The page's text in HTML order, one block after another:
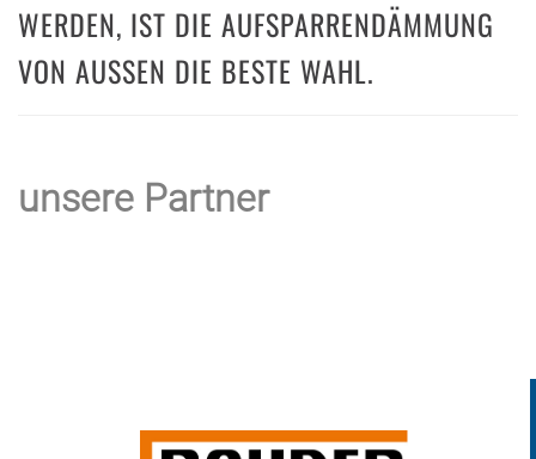
WERDEN, IST DIE AUFSPARRENDÄMMUNG
VON AUSSEN DIE BESTE WAHL.
unsere Partner